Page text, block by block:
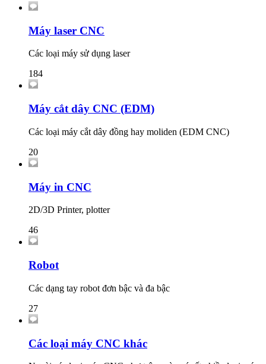
Máy laser CNC
Các loại máy sử dụng laser
184
Máy cắt dây CNC (EDM)
Các loại máy cắt dây đồng hay moliden (EDM CNC)
20
Máy in CNC
2D/3D Printer, plotter
46
Robot
Các dạng tay robot đơn bậc và đa bậc
27
Các loại máy CNC khác